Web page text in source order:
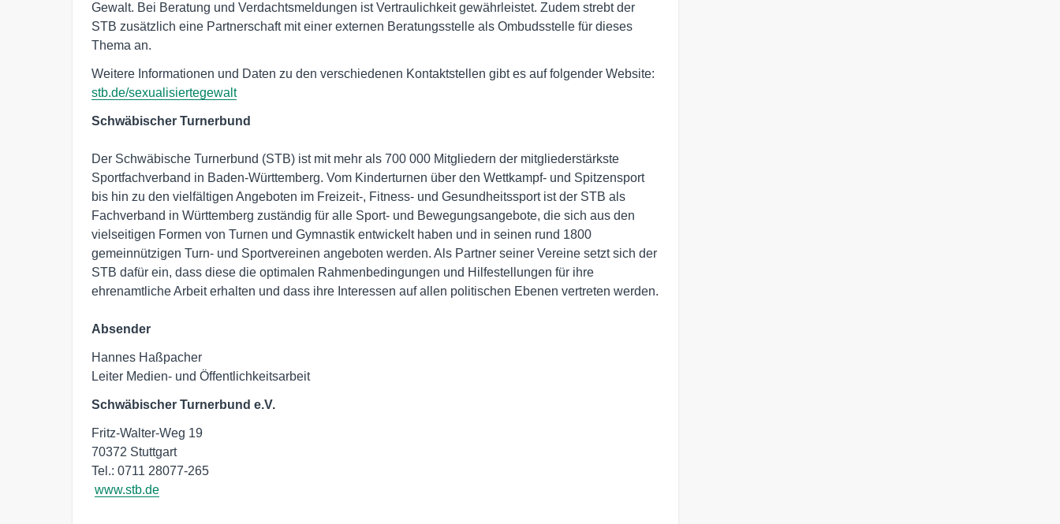
Gewalt. Bei Beratung und Verdachtsmeldungen ist Vertraulichkeit gewährleistet. Zudem strebt der
STB zusätzlich eine Partnerschaft mit einer externen Beratungsstelle als Ombudsstelle für dieses
Thema an.
Weitere Informationen und Daten zu den verschiedenen Kontaktstellen gibt es auf folgender Website:
stb.de/sexualisiertegewalt
Der Schwäbische Turnerbund (STB) ist mit mehr als 700 000 Mitgliedern der mitgliederstärkste
Sportfachverband in Baden-Württemberg. Vom Kinderturnen über den Wettkampf- und Spitzensport
bis hin zu den vielfältigen Angeboten im Freizeit-, Fitness- und Gesundheitssport ist der STB als
Fachverband in Württemberg zuständig für alle Sport- und Bewegungsangebote, die sich aus den
vielseitigen Formen von Turnen und Gymnastik entwickelt haben und in seinen rund 1800
gemeinnützigen Turn- und Sportvereinen angeboten werden. Als Partner seiner Vereine setzt sich der
STB dafür ein, dass diese die optimalen Rahmenbedingungen und Hilfestellungen für ihre
ehrenamtliche Arbeit erhalten und dass ihre Interessen auf allen politischen Ebenen vertreten werden.
Absender
Hannes Haßpacher
Leiter Medien- und Öffentlichkeitsarbeit
Schwäbischer Turnerbund e.V.
Fritz-Walter-Weg 19
70372 Stuttgart
Tel.: 0711 28077-265
www.stb.de